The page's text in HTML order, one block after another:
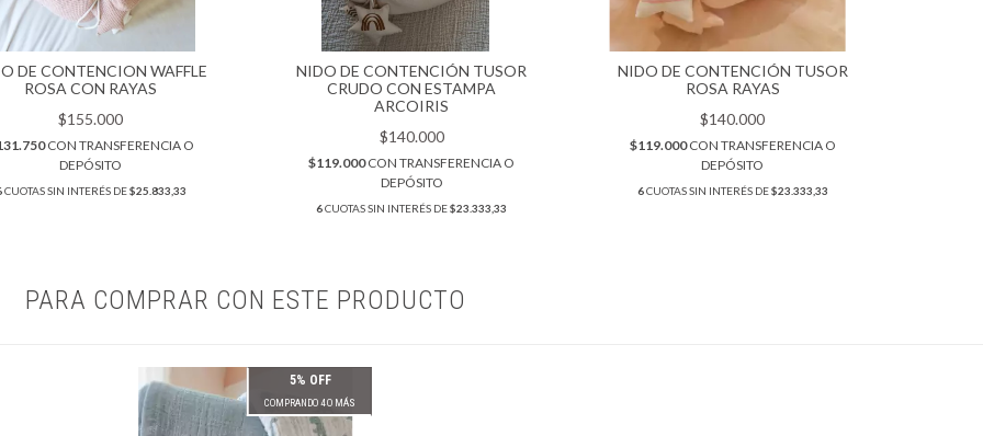
DE CONTENCION WAFFLE
ROSA CON RAYAS
$155.000
CON TRANSFERENCIA O
DEPÓSITO
CUOTAS SIN INTERÉS DE$25.833,33
NIDO DE CONTENCIÓN TUSOR
CRUDO CON ESTAMPA
ARCOIRIS
$140.000
$119.000CON TRANSFERENCIA O
DEPÓSITO
6CUOTAS SIN INTERÉS DE$23.333,33
NIDO DE CONTENCIÓN TUSOR
ROSA RAYAS
$140.000
$119.000CON TRANSFERENCIA O
DEPÓSITO
6CUOTAS SIN INTERÉS DE$23.333,33
PARA COMPRAR CON ESTE PRODUCTO
5% OFF
COMPRANDO 4 O MÁS